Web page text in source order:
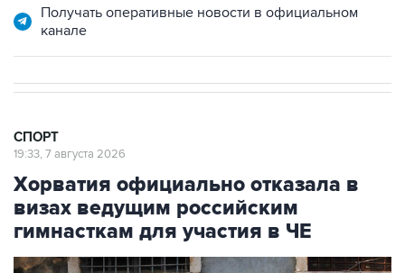
Получать оперативные новости в официальном
канале
СПОРТ
19:33, 7 августа 2026
Хорватия официально отказала в
визах ведущим российским
гимнасткам для участия в ЧЕ